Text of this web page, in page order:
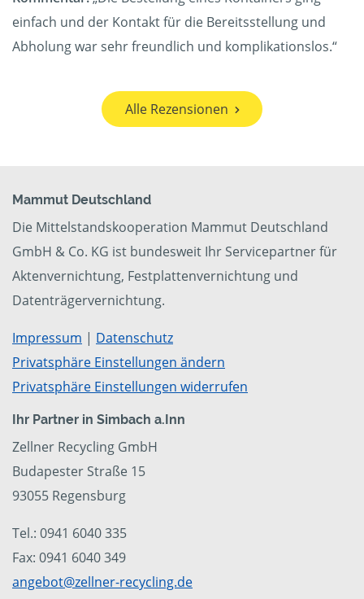
einfach und der Kontakt für die Bereitsstellung und
Abholung war sehr freundlich und komplikationslos.“
Alle Rezensionen
Mammut Deutschland
Die Mittelstandskooperation Mammut Deutschland
GmbH & Co. KG ist bundesweit Ihr Servicepartner für
Aktenvernichtung, Festplattenvernichtung und
Datenträgervernichtung.
Impressum | Datenschutz
Privatsphäre Einstellungen ändern
Privatsphäre Einstellungen widerrufen
Ihr Partner in Simbach a.Inn
Zellner Recycling GmbH
Budapester Straße 15
93055 Regensburg
Tel.: 0941 6040 335
Fax: 0941 6040 349
angebot@zellner-recycling.de